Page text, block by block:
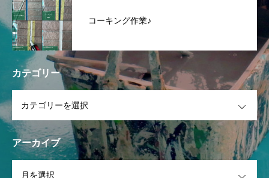
コーキング作業♪
カテゴリー
アーカイブ